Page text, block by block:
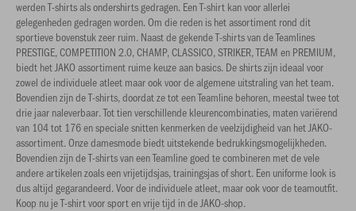
werden T-shirts als ondershirts gedragen. Een T-shirt kan voor allerlei
gelegenheden gedragen worden. Om die reden is het assortiment rond dit
sportieve bovenstuk zeer ruim. Naast de gekende T-shirts van de Teamlines
PRESTIGE, COMPETITION 2.0, CHAMP, CLASSICO, STRIKER, TEAM en PREMIUM,
biedt het JAKO assortiment ruime keuze aan basics. De shirts zijn ideaal voor
zowel de individuele atleet maar ook voor de algemene uitstraling van het team.
Bovendien zijn de T-shirts, doordat ze tot een Teamline behoren, meestal twee tot
drie jaar naleverbaar. Tot tien verschillende kleurencombinaties, maten variërend
van 104 tot 176 en speciale snitten kenmerken de veelzijdigheid van het JAKO-
assortiment. Onze damesmode biedt uitstekende bedrukkingsmogelijkheden.
Bovendien zijn de T-shirts van een Teamline goed te combineren met de vele
andere artikelen zoals een vrijetijdsjas, trainingsjas of short. Een uniforme look is
dus altijd gegarandeerd. Voor de individuele atleet, maar ook voor de teamoutfit.
Koop nu je T-shirt voor sport en vrije tijd in de JAKO-shop.